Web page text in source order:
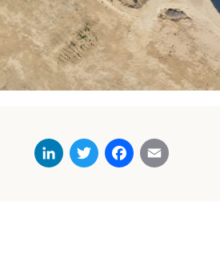
LinkedInTwitterFacebook